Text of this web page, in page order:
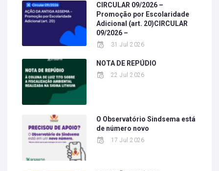
CIRCULAR 09/2026 –
Promoção por Escolaridade
Adicional (art. 20)CIRCULAR
09/2026 –
31 Jul 2026
NOTA DE REPÚDIO
22 Jul 2026
O Observatório Sindsema está
de número novo
17 Jul 2026